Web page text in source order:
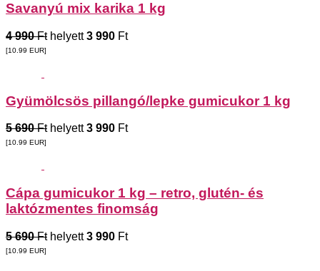
Savanyú mix karika 1 kg
4 990 Fthelyett3 990 Ft
[10.99 EUR]
Gyümölcsös pillangó/lepke gumicukor 1 kg
5 690 Fthelyett3 990 Ft
[10.99 EUR]
Cápa gumicukor 1 kg – retro, glutén- és
laktózmentes finomság
5 690 Fthelyett3 990 Ft
[10.99 EUR]